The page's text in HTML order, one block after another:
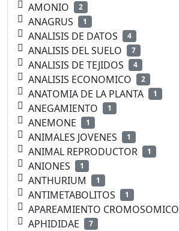
AMONIO 2
ANAGRUS 1
ANALISIS DE DATOS 4
ANALISIS DEL SUELO 7
ANALISIS DE TEJIDOS 4
ANALISIS ECONOMICO 2
ANATOMIA DE LA PLANTA 1
ANEGAMIENTO 1
ANEMONE 1
ANIMALES JOVENES 1
ANIMAL REPRODUCTOR 1
ANIONES 1
ANTHURIUM 1
ANTIMETABOLITOS 1
APAREAMIENTO CROMOSOMICO
APHIDIDAE 7